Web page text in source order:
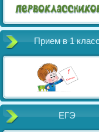
Прием в 1
ЕГЭ